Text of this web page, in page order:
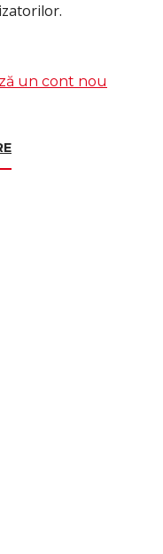
un cont nou